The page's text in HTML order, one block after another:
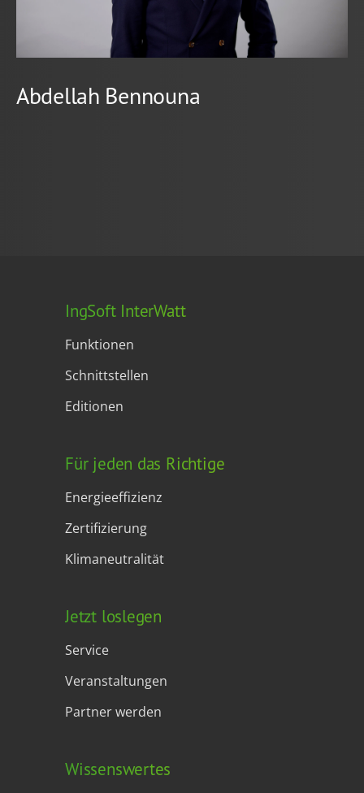
Abdellah Bennouna
IngSoft InterWatt
Funktionen
Schnittstellen
Editionen
Für jeden das Richtige
Energieeffizienz
Zertifizierung
Klimaneutralität
Jetzt loslegen
Service
Veranstaltungen
Partner werden
Wissenswertes